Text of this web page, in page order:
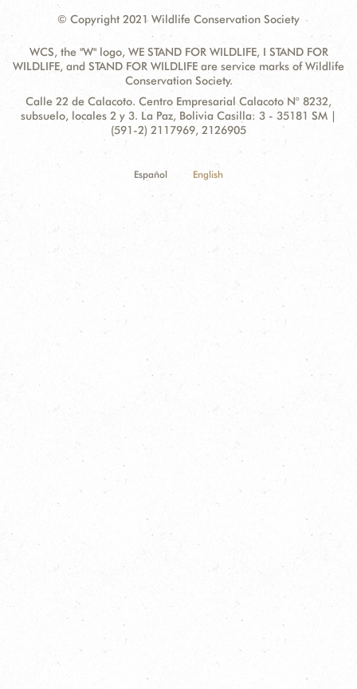
© Copyright 2021 Wildlife Conservation Society
WCS, the "W" logo, WE STAND FOR WILDLIFE, I STAND FOR
WILDLIFE, and STAND FOR WILDLIFE are service marks of Wildlife
Conservation Society.
Contact
Information
Address:
Calle 22 de Calacoto. Centro Empresarial Calacoto N° 8232,
subsuelo, locales 2 y 3. La Paz, Bolivia Casilla: 3 - 35181 SM |
(591-2) 2117969, 2126905
Español English